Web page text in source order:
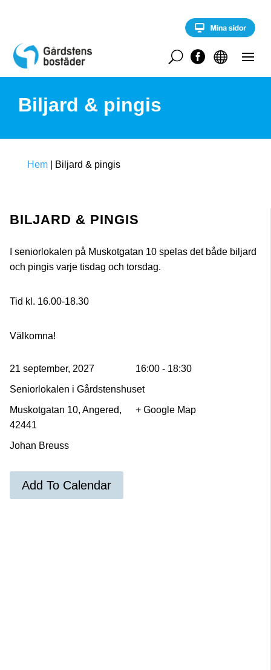
c
n


U
Biljard & pingis
Hem Biljard & pingis
BILJARD & PINGIS
I seniorlokalen på Muskotgatan 10 spelas det både biljard
och pingis varje tisdag och torsdag.
Tid kl. 16.00-18.30
Välkomna!
21 september, 2027
16:00 - 18:30
Seniorlokalen i Gårdstenshuset
Muskotgatan 10, Angered,
42441
+ Google Map
Johan Breuss
Add To Calendar